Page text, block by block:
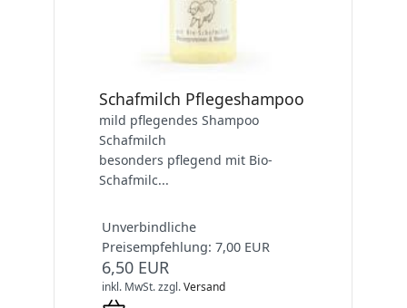
Schafmilch Pflegeshampoo
mild pflegendes Shampoo
Schafmilch
besonders pflegend mit Bio-
Schafmilc...
Unverbindliche
Preisempfehlung: 7,00 EUR
6,50 EUR
inkl. MwSt.zzgl.Versand